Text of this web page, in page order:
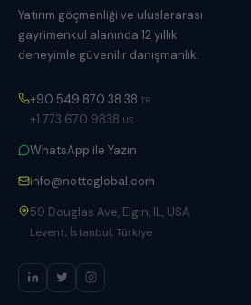
Yatırım göçmenliği ve uluslararası
gayrimenkul alanında 12 yıllık
deneyimle güvenilir danışmanlık.
+90 549 870 38 38 TR
+1 773 670 9838 US
WhatsApp ile Yazın
info@notteglobal.com
59 Douglas Ave, Elgin, IL, USA
Levent, İstanbul, Türkiye